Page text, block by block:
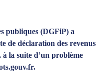
publiques (DGFiP) a
de déclaration des revenus
la suite d’un problème